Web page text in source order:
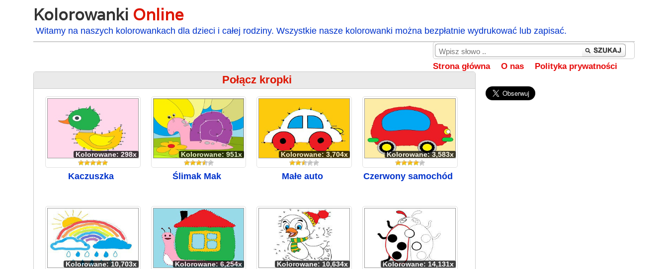
Kolorowanki Online
Witamy na naszych kolorowankach dla dzieci i całej rodziny. Wszystkie nasze kolorowanki można bezpłatnie wydrukować lub zapisać.
Strona główna O nas Polityka prywatności
Połącz kropki
Kolorowane: 298x
Kaczuszka
Kolorowane: 951x
Ślimak Mak
Kolorowane: 3,704x
Małe auto
Kolorowane: 3,583x
Czerwony samochód
Kolorowane: 10,703x Kolorowane: 6,254x Kolorowane: 10,634x Kolorowane: 14,131x